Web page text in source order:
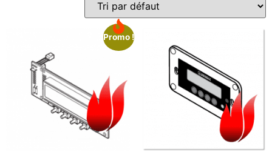
Promo !